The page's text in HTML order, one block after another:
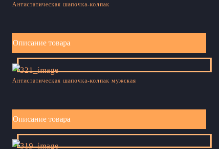
Антистатическая шапочка-колпак
Описание товара
Антистатическая шапочка-колпак мужская
Описание товара